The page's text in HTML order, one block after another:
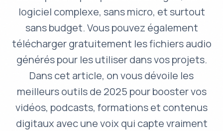
logiciel complexe, sans micro, et surtout
sans budget. Vous pouvez également
télécharger gratuitement les fichiers audio
générés pour les utiliser dans vos projets.
Dans cet article, on vous dévoile les
meilleurs outils de 2025 pour booster vos
vidéos, podcasts, formations et contenus
digitaux avec une voix qui capte vraiment